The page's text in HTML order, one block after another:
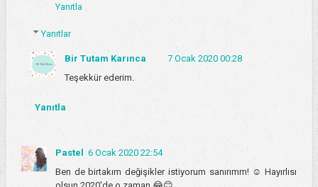
Yanıtla
Yanıtlar
Bir Tutam Karınca
7 Ocak 2020 00:28
Teşekkür ederim.
Yanıtla
Pastel 6 Ocak 2020 22:54
Ben de birtakım değişikler istiyorum sanırımm! ☺️ Hayırlısı